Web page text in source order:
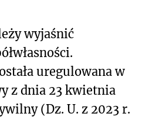
wyjaśnić
uregulowana w
z dnia 23 kwietnia
(Dz. U. z 2023 r.